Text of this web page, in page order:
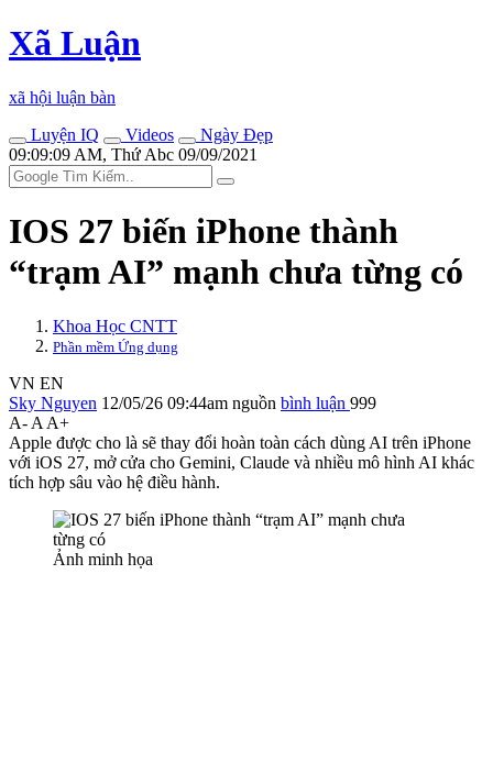
Xã Luận
xã hội luận bàn
Luyện IQ
Videos
Ngày Đẹp
09:09:09 AM, Thứ Abc 09/09/2021
IOS 27 biến iPhone thành
“trạm AI” mạnh chưa từng có
Khoa Học CNTT
Phần mềm Ứng dụng
VN EN
Sky Nguyen 12/05/26 09:44am nguồn bình luận 999
A- A A+
Apple được cho là sẽ thay đổi hoàn toàn cách dùng AI trên iPhone
với iOS 27, mở cửa cho Gemini, Claude và nhiều mô hình AI khác
tích hợp sâu vào hệ điều hành.
Ảnh minh họa